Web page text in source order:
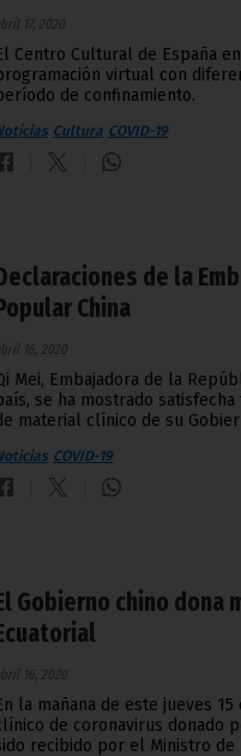
17, 2020
Centro Cultural de España
virtual con
de confinamiento.
Cultura COVID-19
de la
China
16, 2020
Mei, Embajadora de la
se ha mostrado
material clínico de su
COVID-19
Gobierno chino dona
16, 2020
la mañana de este jueves
de coronavirus donado
recibido por el Ministro de